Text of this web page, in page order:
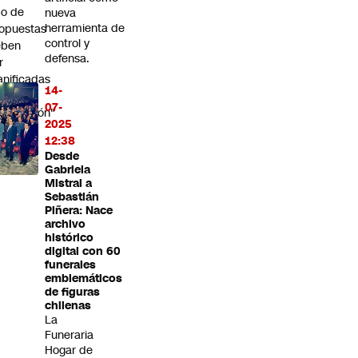
nueva
herramienta de
control y
defensa.
14-
07-
2025
12:38
Desde
Gabriela
Mistral a
Sebastián
Piñera: Nace
archivo
histórico
digital con 60
funerales
emblemáticos
de figuras
chilenas
La
Funeraria
Hogar de
de